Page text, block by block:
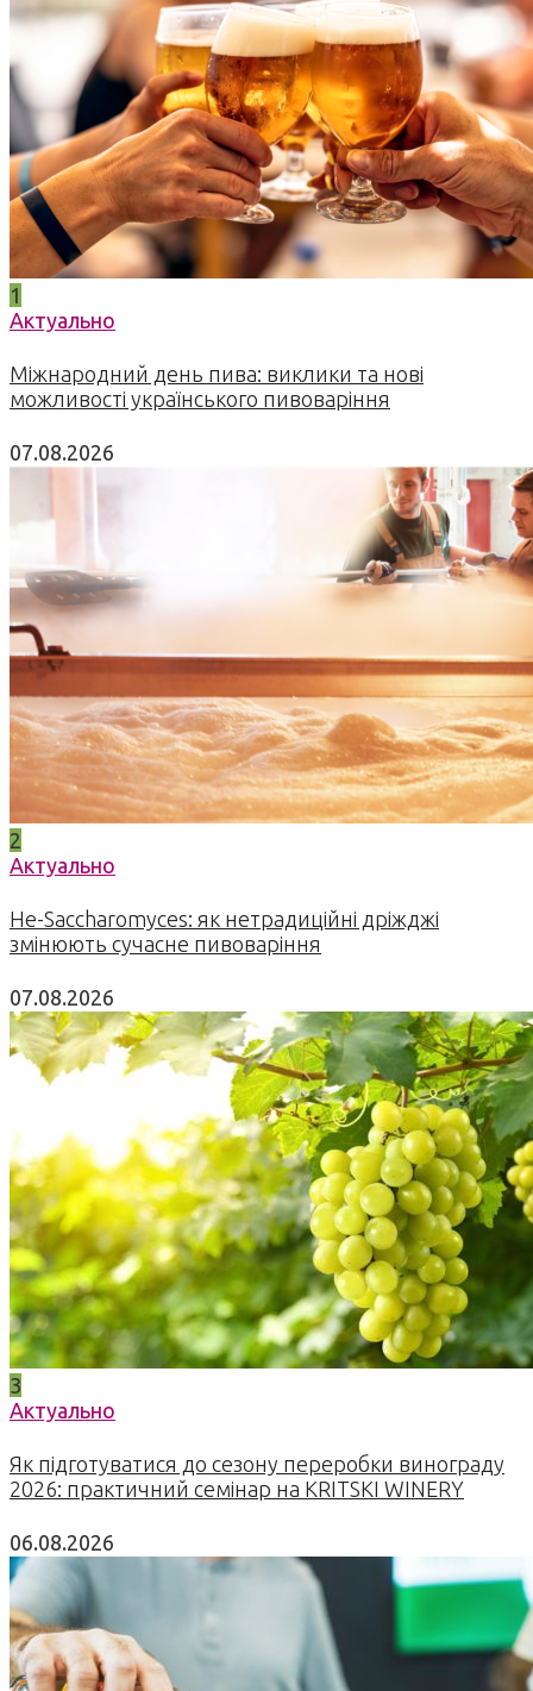
1
Актуально
Міжнародний день пива: виклики та нові
можливості українського пивоваріння
07.08.2026
2
Актуально
Не-Saccharomyces: як нетрадиційні дріжджі
змінюють сучасне пивоваріння
07.08.2026
3
Актуально
Як підготуватися до сезону переробки винограду
2026: практичний семінар на KRITSKI WINERY
06.08.2026